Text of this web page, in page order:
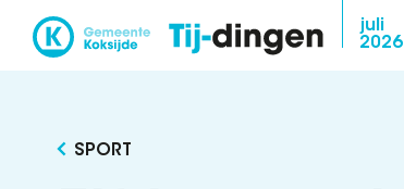
Overslaan
juli
2026
SPORT